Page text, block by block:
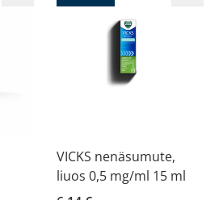
VICKS nenäsumute,
liuos 0,5 mg/ml 15 ml